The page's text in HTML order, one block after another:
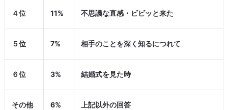
４位 11% 不思議な直感・ビビッと来た
５位 7% 相手のことを深く知るにつれて
６位 3% 結婚式を見た時
その他 6% 上記以外の回答